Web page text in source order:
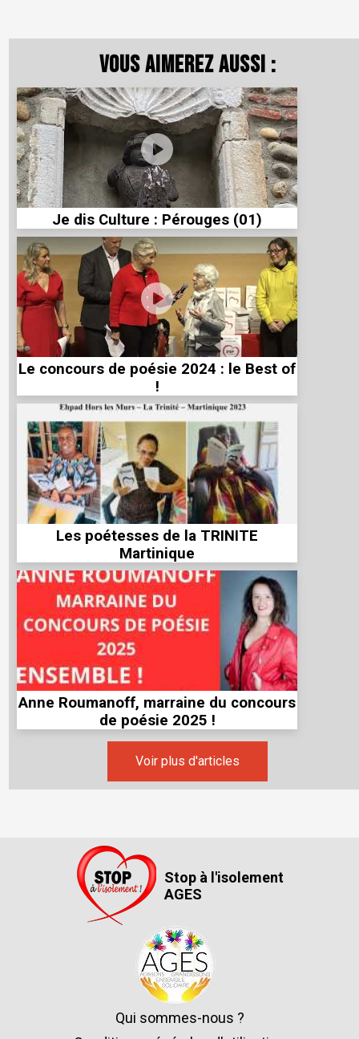
Vous aimerez aussi :
Je dis Culture : Pérouges (01)
Le concours de poésie 2024 : le Best of
!
Les poétesses de la TRINITE
Martinique
Anne Roumanoff, marraine du concours
de poésie 2025 !
Voir plus d'articles
Stop à l'isolement
AGES
Qui sommes-nous ?